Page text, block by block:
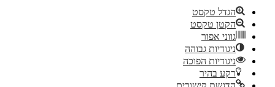
הגדל טקסט
הקטן טקסט
גווני אפור
ניגודיות גבוהה
ניגודיות הפוכה
רקע בהיר